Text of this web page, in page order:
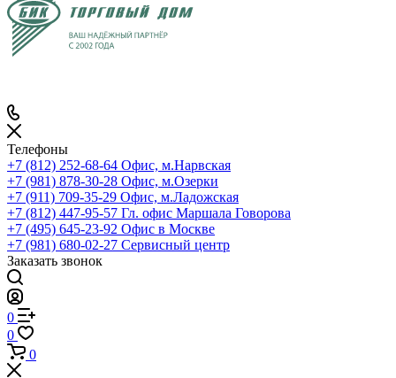
Телефоны
+7 (812) 252-68-64 Офис, м.Нарвская
+7 (981) 878-30-28 Офис, м.Озерки
+7 (911) 709-35-29 Офис, м.Ладожская
+7 (812) 447-95-57 Гл. офис Маршала Говорова
+7 (495) 645-23-92 Офис в Москве
+7 (981) 680-02-27 Сервисный центр
Заказать звонок
0
0
0